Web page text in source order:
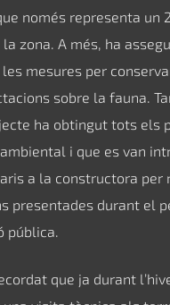
només representa un
zona. A més, ha
mesures per
sobre la fauna.
ha obtingut tots els
ambiental i que es van
a la constructora per
presentades durant el
pública.
que ja durant